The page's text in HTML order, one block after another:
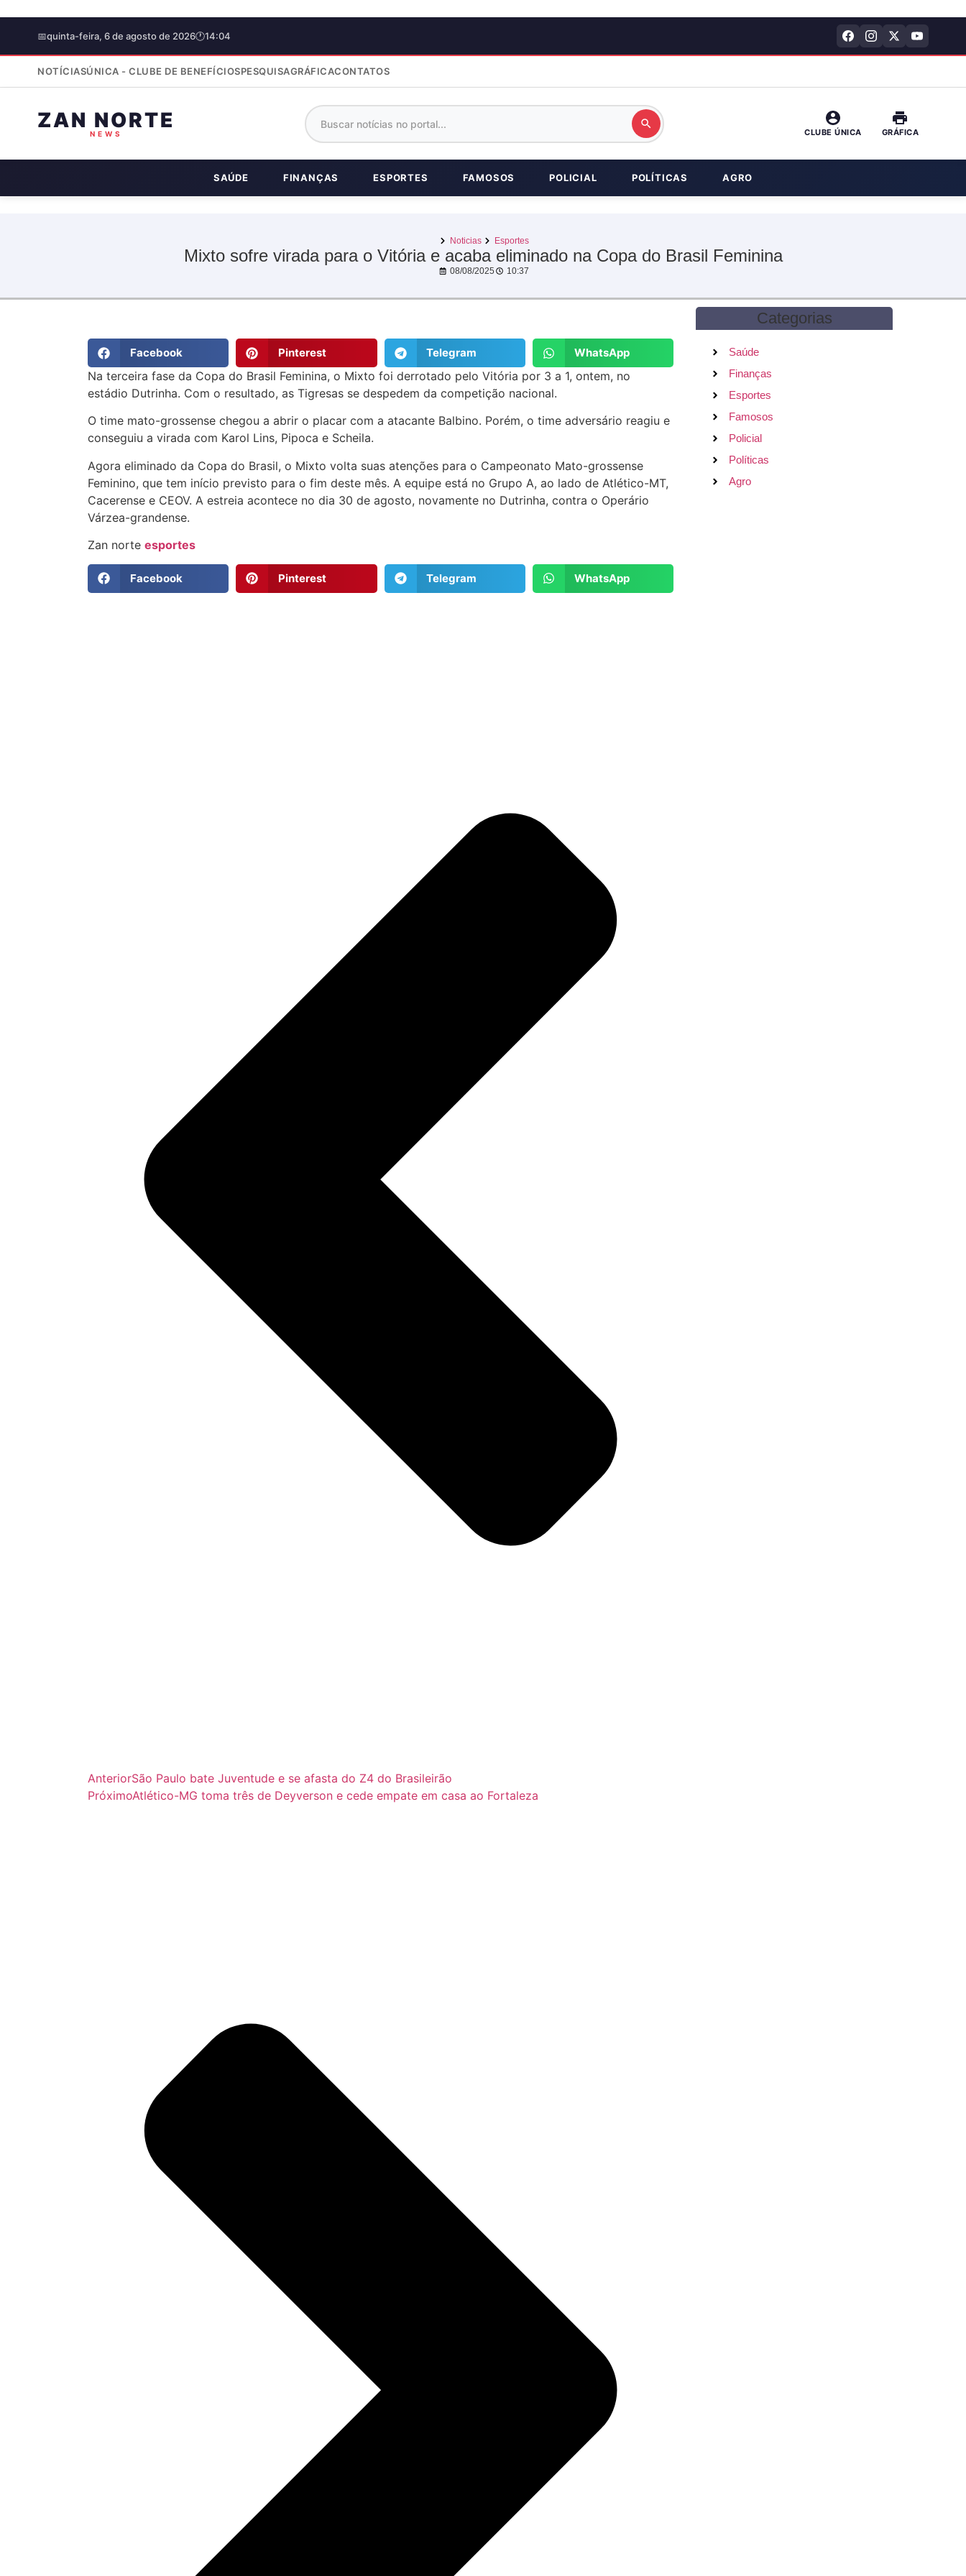
📅quinta-feira, 6 de agosto de 2026🕐14:04
NOTÍCIASÚNICA - CLUBE DE BENEFÍCIOSPESQUISAGRÁFICACONTATOS
ZAN NORTE
NEWS CLUBE ÚNICA GRÁFICA
SAÚDE FINANÇAS ESPORTES FAMOSOS POLICIAL POLÍTICAS AGRO
Noticias Esportes
Mixto sofre virada para o Vitória e acaba eliminado na Copa do Brasil Feminina
08/08/2025 10:37
Facebook Pinterest Telegram WhatsApp
Na terceira fase da Copa do Brasil Feminina, o Mixto foi derrotado pelo Vitória por 3 a 1, ontem, no
estádio Dutrinha. Com o resultado, as Tigresas se despedem da competição nacional.
O time mato-grossense chegou a abrir o placar com a atacante Balbino. Porém, o time adversário reagiu e
conseguiu a virada com Karol Lins, Pipoca e Scheila.
Agora eliminado da Copa do Brasil, o Mixto volta suas atenções para o Campeonato Mato-grossense
Feminino, que tem início previsto para o fim deste mês. A equipe está no Grupo A, ao lado de Atlético-MT,
Cacerense e CEOV. A estreia acontece no dia 30 de agosto, novamente no Dutrinha, contra o Operário
Várzea-grandense.
Zan norte esportes
Facebook Pinterest Telegram WhatsApp
AnteriorSão Paulo bate Juventude e se afasta do Z4 do Brasileirão
PróximoAtlético-MG toma três de Deyverson e cede empate em casa ao Fortaleza
Categorias
Saúde
Finanças
Esportes
Famosos
Policial
Políticas
Agro